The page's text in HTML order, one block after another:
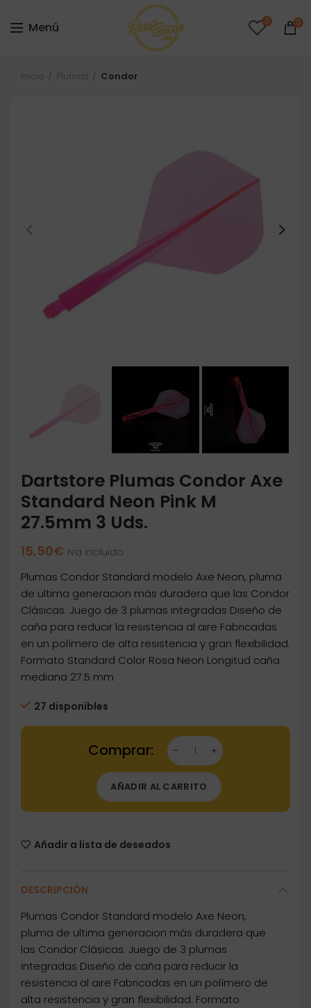
Menú 0 0
Inicio Plumas Condor
Dartstore Plumas Condor Axe
Standard Neon Pink M
27.5mm 3 Uds.
15,50€ Iva incluido
Plumas Condor Standard modelo Axe Neon, pluma
de ultima generacion más duradera que las Condor
Clásicas. Juego de 3 plumas integradas Diseño de
caña para reducir la resistencia al aire Fabricadas
en un polímero de alta resistencia y gran flexibilidad.
Formato Standard Color Rosa Neon Longitud caña
mediana 27.5 mm
27 disponibles
Dartstore Plumas Condor Axe Standard Neon
AÑADIR AL CARRITO
Añadir a lista de deseados
DESCRIPCIÓN
Plumas Condor Standard modelo Axe Neon,
pluma de ultima generacion más duradera que
las Condor Clásicas. Juego de 3 plumas
integradas Diseño de caña para reducir la
resistencia al aire Fabricadas en un polímero de
alta resistencia y gran flexibilidad. Formato